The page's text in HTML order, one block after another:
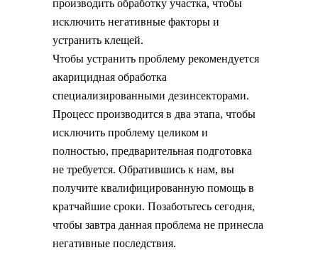
производить обработку участка, чтобы
исключить негативные факторы и
устранить клещей.
Чтобы устранить проблему рекомендуется
акарицидная обработка
специализированными дезинсекторами.
Процесс производится в два этапа, чтобы
исключить проблему целиком и
полностью, предварительная подготовка
не требуется. Обратившись к нам, вы
получите квалифицированную помощь в
кратчайшие сроки. Позаботьтесь сегодня,
чтобы завтра данная проблема не принесла
негативные последствия.